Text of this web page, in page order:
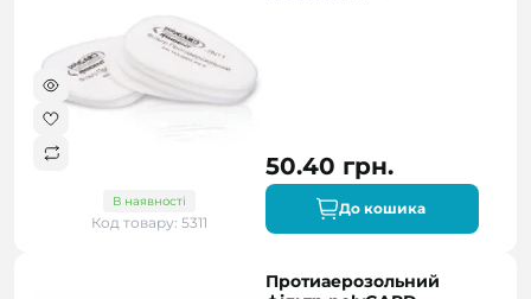
В наявності
Код товару: 5311
50.40 грн.
До кошика
Протиаерозольний